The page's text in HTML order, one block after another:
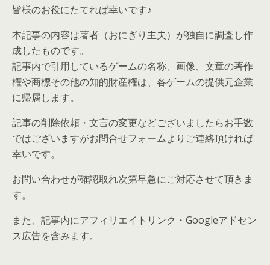
皆様のお役にたてれば幸いです♪
本記事の内容は著者（おにぎり主夫）が独自に調査し作
成したものです。
記事内で引用しているゲームの名称、画像、文章の著作
権や商標その他の知的財産権は、各ゲームの提供元企業
に帰属します。
記事の削除依頼・文言の変更などございましたらお手数
ではございますがお問合せフォームよりご連絡頂ければ
幸いです。
お問い合わせが確認取れ次第早急にご対応させて頂きま
す。
また、記事内にアフィリエイトリンク・Googleアドセン
ス広告を含みます。